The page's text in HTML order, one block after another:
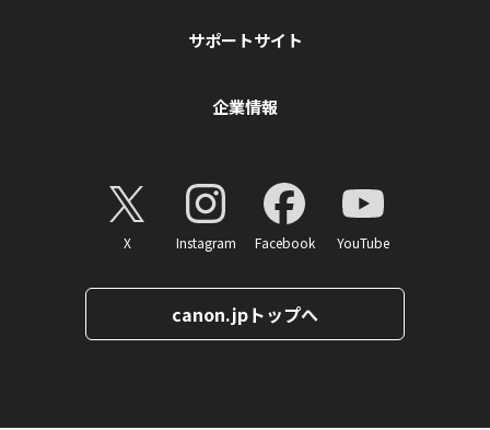
サポートサイト
企業情報
X Instagram Facebook YouTube
canon.jpトップへ